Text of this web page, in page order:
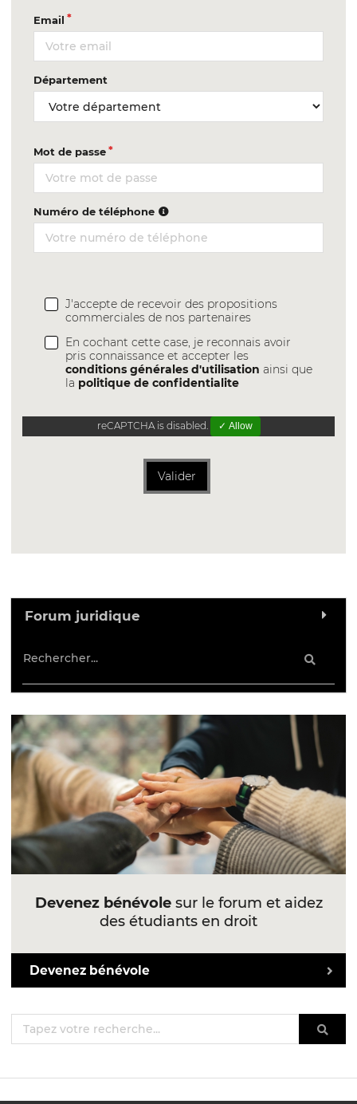
Email
Département
Mot de passe
Numéro de téléphone
J'accepte de recevoir des propositions
commerciales de nos partenaires
En cochant cette case, je reconnais avoir
pris connaissance et accepter les
conditions générales d'utilisation ainsi que
la politique de confidentialite
reCAPTCHA is disabled. ✓ Allow
Valider
Forum juridique
Devenez bénévolesur le forum et aidez
des étudiants en droit
Devenez bénévole